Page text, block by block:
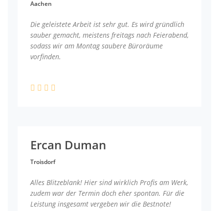
Aachen
Die geleistete Arbeit ist sehr gut. Es wird gründlich
sauber gemacht, meistens freitags nach Feierabend,
sodass wir am Montag saubere Büroräume
vorfinden.
Ercan Duman
Troisdorf
Alles Blitzeblank! Hier sind wirklich Profis am Werk,
zudem war der Termin doch eher spontan. Für die
Leistung insgesamt vergeben wir die Bestnote!